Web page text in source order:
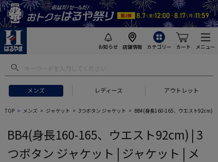
お知らせ 店舗情報 カテゴリー カート メニュー
メンズ レディース アウトレット
フトにおすすめ #セットアップ スーツ
TOP メンズ ジャケット 3つボタン ジャケット BB4(身長160-165、ウエスト92cm)
BB4(身長160-165、ウエスト92cm) | 3
つボタン ジャケット | ジャケット | メ